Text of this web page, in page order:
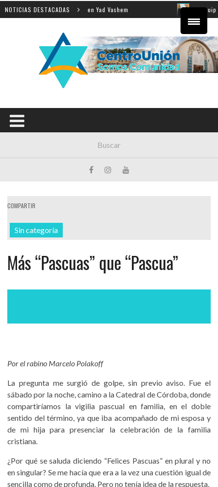
NOTICIAS DESTACADAS
de la Shoá en Yad Vashem El equipo
COMPARTIR
Sin categoría
Más “Pascuas” que “Pascua”
Por el rabino Marcelo Polakoff
La pregunta me surgió de golpe, sin previo aviso. Fue el
sábado por la noche, camino a la Catedral de Córdoba, donde
compartiríamos la vigilia pascual en familia, en el doble
sentido del término, ya que iba acompañado de mi esposa y
de mi hija para presenciar la celebración de la familia
cristiana.
¿Por qué se saluda diciendo “Felices Pascuas” en plural y no
en singular? Se me hacía que era a la vez una cuestión igual de
sencilla como de profunda. Pero no tenía idea de la respuesta.